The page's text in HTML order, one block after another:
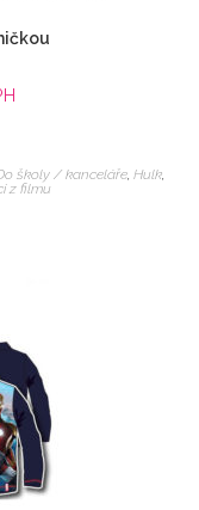
školy / kanceláře Hulk
z filmu